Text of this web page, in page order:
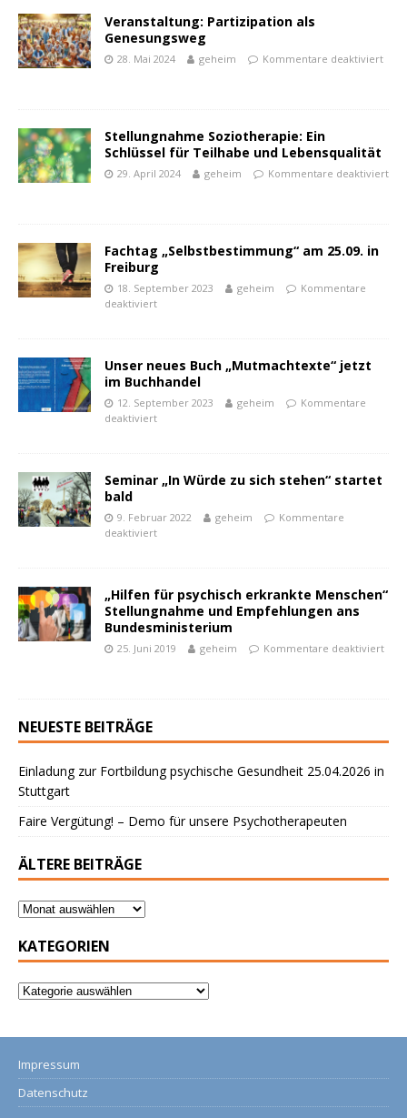
WPCookiePro
Veranstaltung: Partizipation als
Genesungsweg
28. Mai 2024 geheim Kommentare deaktiviert
Stellungnahme Soziotherapie: Ein
Schlüssel für Teilhabe und Lebensqualität
29. April 2024 geheim Kommentare deaktiviert
Fachtag „Selbstbestimmung“ am 25.09. in
Freiburg
18. September 2023 geheim
Kommentare
deaktiviert
Unser neues Buch „Mutmachtexte“ jetzt
im Buchhandel
12. September 2023 geheim
Kommentare
deaktiviert
Seminar „In Würde zu sich stehen“ startet
bald
9. Februar 2022 geheim
Kommentare
deaktiviert
„Hilfen für psychisch erkrankte Menschen“
Stellungnahme und Empfehlungen ans
Bundesministerium
25. Juni 2019 geheim Kommentare deaktiviert
NEUESTE BEITRÄGE
Einladung zur Fortbildung psychische Gesundheit 25.04.2026 in
Stuttgart
Faire Vergütung! – Demo für unsere Psychotherapeuten
ÄLTERE BEITRÄGE
KATEGORIEN
Impressum
Datenschutz